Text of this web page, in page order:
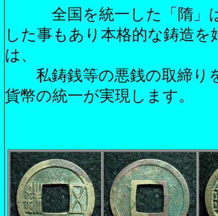
全国を統一した「隋」は
した事もあり本格的な鋳造
は、
私鋳銭等の悪銭の取締り
貨幣の統一が実現します。